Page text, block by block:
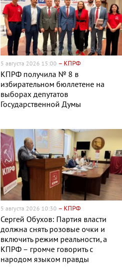
5 августа 2026 15:00 – КПРФ
КПРФ получила № 8 в
избирательном бюллетене на
выборах депутатов
Государственной Думы
5 августа 2026 10:30 – КПРФ
Сергей Обухов: Партия власти
должна снять розовые очки и
включить режим реальности, а
КПРФ – громче говорить с
народом языком правды